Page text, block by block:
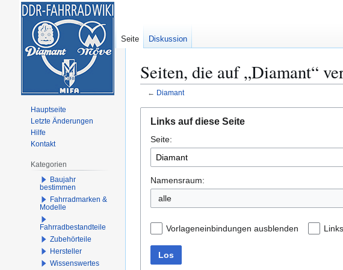
Seiten, die auf „Diamant“
← Diamant
Navigation
springen
Suche
springen
Links auf diese Seite
Seite:
Namensraum:
alle
Vorlageneinbindungen ausblenden
Los
Seite Diskussion
Hauptseite
Letzte Änderungen
Hilfe
Kontakt
Kategorien
Baujahr
bestimmen
Fahrradmarken &
Modelle
Fahrradbestandteile
Zubehörteile
Hersteller
Wissenswertes